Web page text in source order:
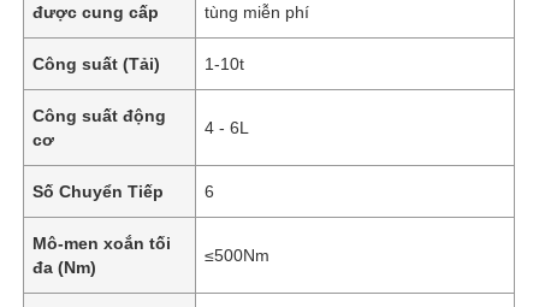
được cung cấp
tùng miễn phí
Công suất (Tải) 1-10t
Công suất động
cơ
4 - 6L
Số Chuyển Tiếp 6
Mô-men xoắn tối
đa (Nm)
≤500Nm